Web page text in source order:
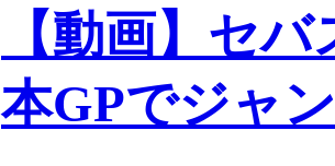
【動画】セ
本GPでジャ